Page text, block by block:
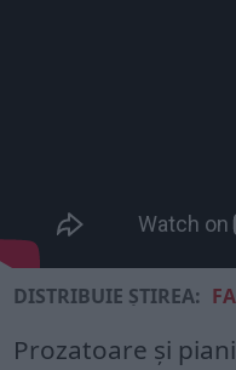
DISTRIBUIE ȘTIREA:
Prozatoare şi